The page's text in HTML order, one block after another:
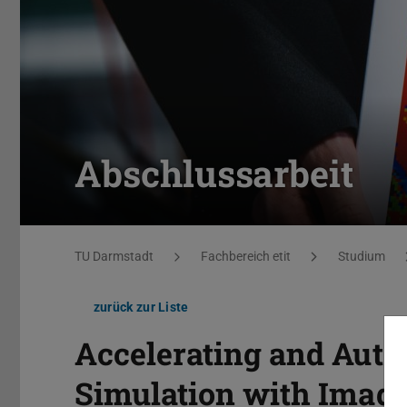
Abschlussarbeit
Sie befinden sich hier:
TU Darmstadt Fachbereich etit Studium
zurück zur Liste
Accelerating and
Simulation with